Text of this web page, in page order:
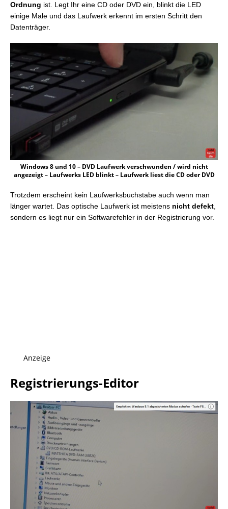
Ordnung ist. Legt Ihr eine CD oder DVD ein, blinkt die LED
einige Male und das Laufwerk erkennt im ersten Schritt den
Datenträger.
Windows 8 und 10 – DVD Laufwerk verschwunden / wird nicht
angezeigt – Laufwerks LED blinkt – Laufwerk liest die CD oder DVD
Trotzdem erscheint kein Laufwerksbuchstabe auch wenn man
länger wartet. Das optische Laufwerk ist meistens nicht defekt
sondern es liegt nur ein Softwarefehler in der Registrierung vor.
Anzeige
Registrierungs-Editor